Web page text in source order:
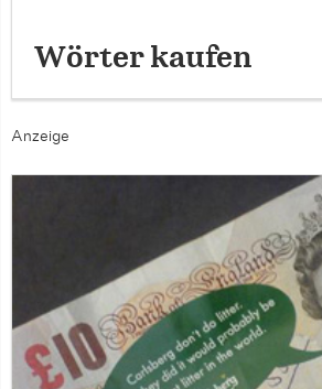
Wörter kaufen
Anzeige